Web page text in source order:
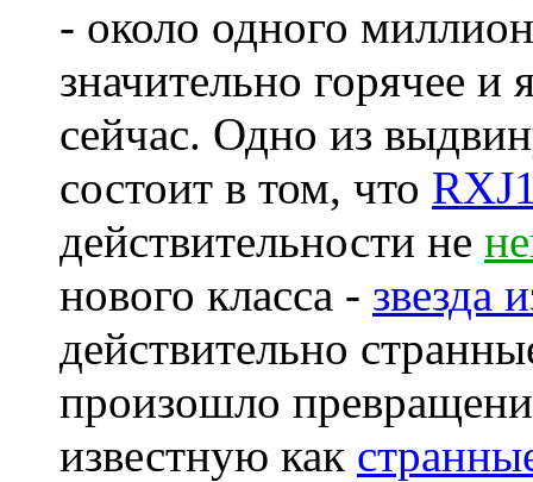
- около одного
значительно горячее
сейчас. Одно из
состоит в том, что
действительности не
нового класса - звезда
действительно
произошло
известную как